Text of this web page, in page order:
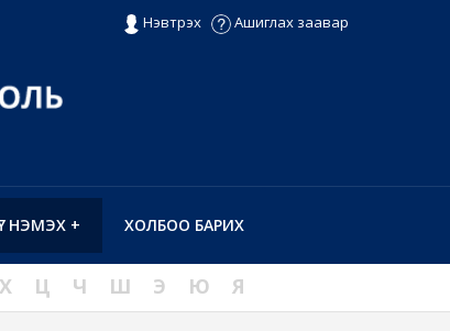
Нэвтрэх Ашиглах заавар
ХОЛБОО БАРИХ
НЭМЭХ +
Х Ц Ч Ш Э Ю Я